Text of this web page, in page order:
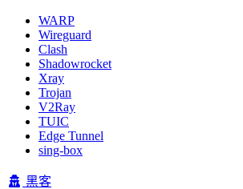
WARP
Wireguard
Clash
Shadowrocket
Xray
Trojan
V2Ray
TUIC
Edge Tunnel
sing-box
黑客